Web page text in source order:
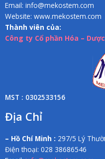
Email: info@mekostem.com
Website: www.mekostem.com
Thành viên của:
Công ty Cổ phần Hóa –
MST : 0302533156
Địa Chỉ
– Hồ Chí Minh : 297/5 Lý
Điện thoại: 028 38686546